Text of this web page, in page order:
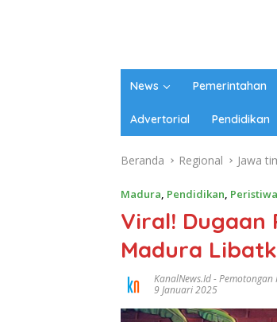
News Pemerintahan
Advertorial Pendidikan
Beranda Regional Jawa
Madura, Pendidikan, Peristiwa
Viral! Dugaan
Madura
KanalNews.id-Pemotongan
9 Januari 2025